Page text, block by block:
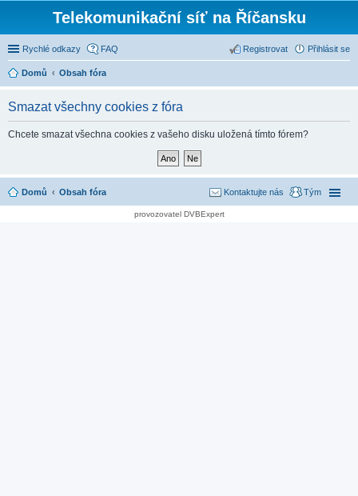
Telekomunikační síť na Říčansku
Rychlé odkazy FAQ Přihlásit se
Registrovat
Domů Obsah fóra
Smazat všechny cookies z fóra
Chcete smazat všechna cookies z vašeho disku uložená tímto fórem?
Domů Obsah fóra Tým
Kontaktujte nás
provozovatel DVBExpert